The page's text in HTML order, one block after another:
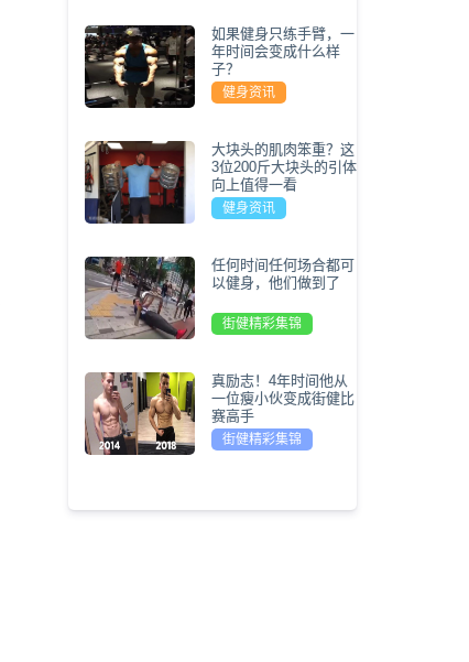
如果健身只练手臂，一
年时间会变成什么样
子？
健身资讯
大块头的肌肉笨重？这
3位200斤大块头的引体
向上值得一看
健身资讯
任何时间任何场合都可
以健身，他们做到了
街健精彩集锦
真励志！4年时间他从
一位瘦小伙变成街健比
赛高手
街健精彩集锦